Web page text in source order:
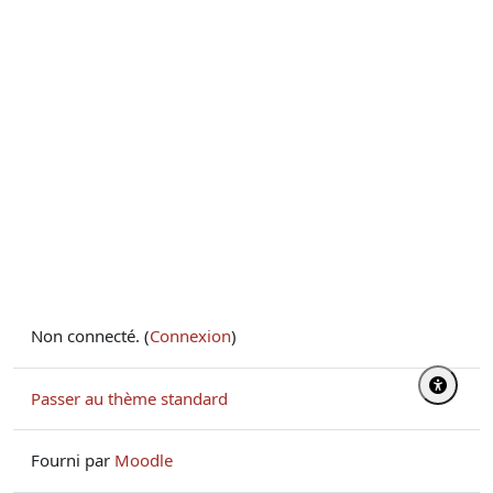
Non connecté. (Connexion)
Passer au thème standard
Fourni par Moodle